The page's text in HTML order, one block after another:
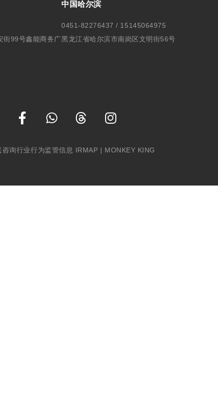
街99号鑫能商务广
中国哈尔滨
0451-82276437 / 15145064975
黑龙江省哈尔滨市南岗区文明街56号
咨询行业行为监管信息 IRMAP | MONKEY KING